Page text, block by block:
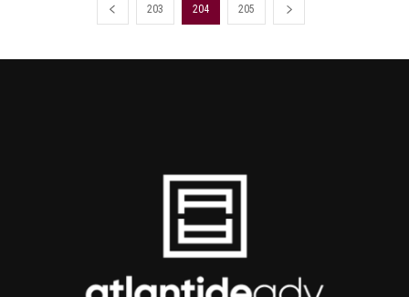
203 204 205